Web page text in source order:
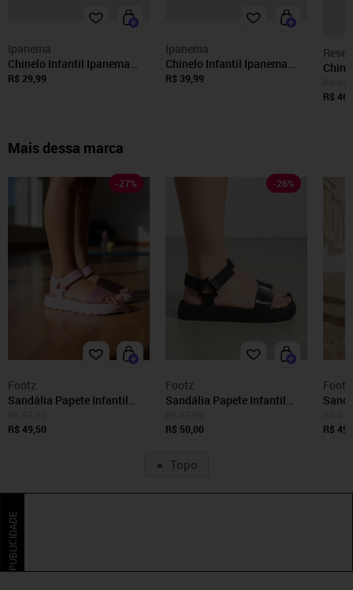
Ipanema
Chinelo Infantil Ipanema
Glow Trendy Roxo
R$ 29,99
Ipanema
Chinelo Infantil Ipanema
Belle II Rosa
R$ 39,99
R$
Mais dessa marca
-27%
Footz
Sandália Papete Infantil
Anatômica Confortável Leve
R$ 49,50
-26%
Footz
Sandália Papete Infantil
Anatômica Confortável Leve
R$ 50,00
Footz
R$
Topo
PUBLICIDADE